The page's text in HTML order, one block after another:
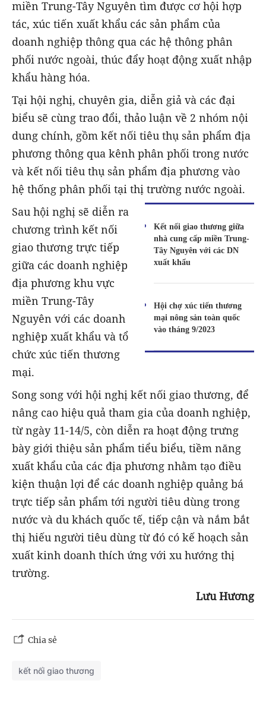
miền Trung-Tây Nguyên tìm được cơ hội hợp
tác, xúc tiến xuất khẩu các sản phẩm của
doanh nghiệp thông qua các hệ thông phân
phối nước ngoài, thúc đẩy hoạt động xuất nhập
khẩu hàng hóa.
Tại hội nghị, chuyên gia, diễn giả và các đại
biểu sẽ cùng trao đổi, thảo luận về 2 nhóm nội
dung chính, gồm kết nối tiêu thụ sản phẩm địa
phương thông qua kênh phân phối trong nước
và kết nối tiêu thụ sản phẩm địa phương vào
hệ thống phân phối tại thị trường nước ngoài.
Kết nối giao thương giữa
nhà cung cấp miền Trung-
Tây Nguyên với các DN
xuất khẩu
Hội chợ xúc tiến thương
mại nông sản toàn quốc
vào tháng 9/2023
Sau hội nghị sẽ diễn ra
chương trình kết nối
giao thương trực tiếp
giữa các doanh nghiệp
địa phương khu vực
miền Trung-Tây
Nguyên với các doanh
nghiệp xuất khẩu và tổ
chức xúc tiến thương
mại.
Song song với hội nghị kết nối giao thương, để
nâng cao hiệu quả tham gia của doanh nghiệp,
từ ngày 11-14/5, còn diễn ra hoạt động trưng
bày giới thiệu sản phẩm tiểu biểu, tiềm năng
xuất khẩu của các địa phương nhằm tạo điều
kiện thuận lợi để các doanh nghiệp quảng bá
trực tiếp sản phẩm tới người tiêu dùng trong
nước và du khách quốc tế, tiếp cận và nắm bắt
thị hiếu người tiêu dùng từ đó có kế hoạch sản
xuất kinh doanh thích ứng với xu hướng thị
trường.
Lưu Hương
Chia sẻ
kết nối giao thương